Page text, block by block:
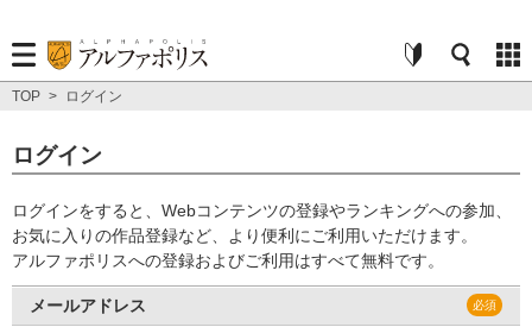
TOP > ログイン
ログイン
ログインをすると、Webコンテンツの登録やランキングへの参加、
お気に入りの作品登録など、より便利にご利用いただけます。
アルファポリスへの登録およびご利用はすべて無料です。
メールアドレス